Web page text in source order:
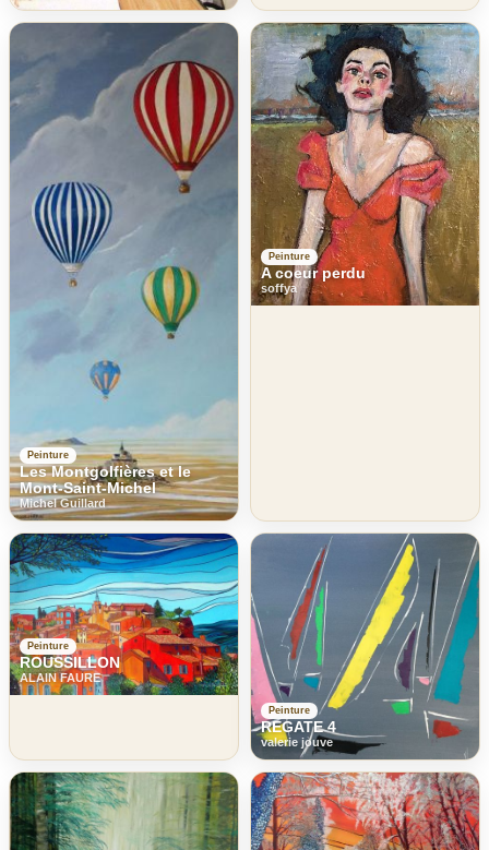
Peinture
Les Montgolfières et le
Mont-Saint-Michel
Michel Guillard
Peinture
A coeur perdu
soffya
Peinture
ROUSSILLON
ALAIN FAURE
Peinture
REGATE 4
valerie jouve